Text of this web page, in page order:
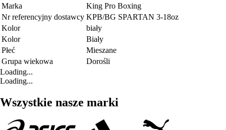
Marka
King Pro Boxing
Nr referencyjny dostawcy KPB/BG SPARTAN 3-18oz
Kolor
biały
Kolor
Biały
Płeć
Mieszane
Grupa wiekowa
Dorośli
Loading...
Loading...
Wszystkie nasze marki